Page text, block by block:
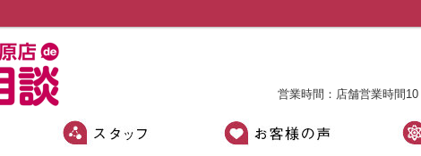
営業時間：店舗営業時間